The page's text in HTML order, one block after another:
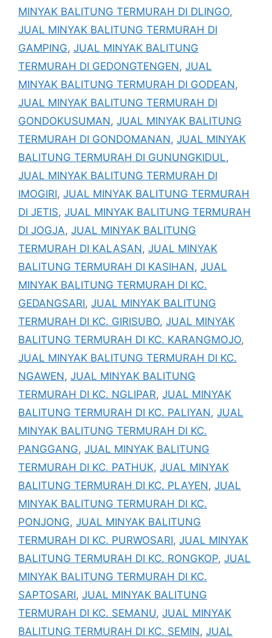
MINYAK BALITUNG TERMURAH DI DLINGO,
JUAL MINYAK BALITUNG TERMURAH DI
GAMPING, JUAL MINYAK BALITUNG
TERMURAH DI GEDONGTENGEN, JUAL
MINYAK BALITUNG TERMURAH DI GODEAN,
JUAL MINYAK BALITUNG TERMURAH DI
GONDOKUSUMAN, JUAL MINYAK BALITUNG
TERMURAH DI GONDOMANAN, JUAL MINYAK
BALITUNG TERMURAH DI GUNUNGKIDUL,
JUAL MINYAK BALITUNG TERMURAH DI
IMOGIRI, JUAL MINYAK BALITUNG TERMURAH
DI JETIS, JUAL MINYAK BALITUNG TERMURAH
DI JOGJA, JUAL MINYAK BALITUNG
TERMURAH DI KALASAN, JUAL MINYAK
BALITUNG TERMURAH DI KASIHAN, JUAL
MINYAK BALITUNG TERMURAH DI KC.
GEDANGSARI, JUAL MINYAK BALITUNG
TERMURAH DI KC. GIRISUBO, JUAL MINYAK
BALITUNG TERMURAH DI KC. KARANGMOJO,
JUAL MINYAK BALITUNG TERMURAH DI KC.
NGAWEN, JUAL MINYAK BALITUNG
TERMURAH DI KC. NGLIPAR, JUAL MINYAK
BALITUNG TERMURAH DI KC. PALIYAN, JUAL
MINYAK BALITUNG TERMURAH DI KC.
PANGGANG, JUAL MINYAK BALITUNG
TERMURAH DI KC. PATHUK, JUAL MINYAK
BALITUNG TERMURAH DI KC. PLAYEN, JUAL
MINYAK BALITUNG TERMURAH DI KC.
PONJONG, JUAL MINYAK BALITUNG
TERMURAH DI KC. PURWOSARI, JUAL MINYAK
BALITUNG TERMURAH DI KC. RONGKOP, JUAL
MINYAK BALITUNG TERMURAH DI KC.
SAPTOSARI, JUAL MINYAK BALITUNG
TERMURAH DI KC. SEMANU, JUAL MINYAK
BALITUNG TERMURAH DI KC. SEMIN, JUAL